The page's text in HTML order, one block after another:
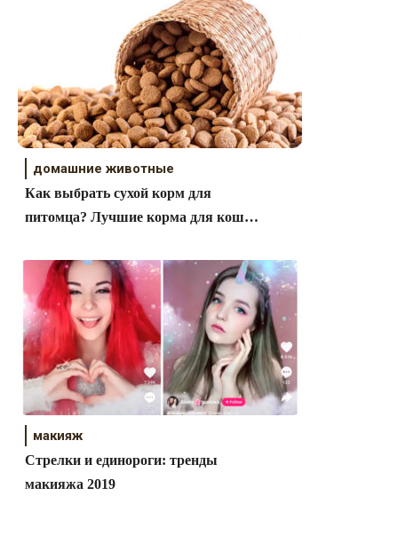
домашние животные
Как выбрать сухой корм для
питомца? Лучшие корма для кошек
макияж
Стрелки и единороги: тренды
макияжа 2019